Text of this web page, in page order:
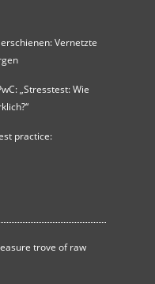
Vernetzte
„Stresstest: Wie
practice:
trove of raw